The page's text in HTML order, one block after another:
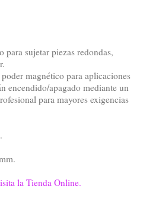
para sujetar piezas redondas,
magnético para aplicaciones
encendido/apagado mediante un
para mayores exigencias
la Tienda Online.